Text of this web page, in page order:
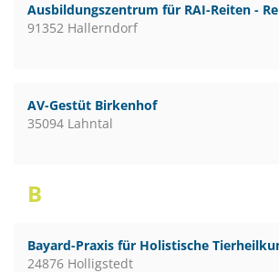
Ausbildungszentrum für RAI-Reiten -
91352 Hallerndorf
AV-Gestüt Birkenhof
35094 Lahntal
B
Bayard-Praxis für Holistische
24876 Holligstedt